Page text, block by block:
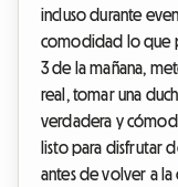
incluso durante
comodidad lo que
3 de la mañana,
real, tomar una
verdadera y
listo para disfrutar
antes de volver a la